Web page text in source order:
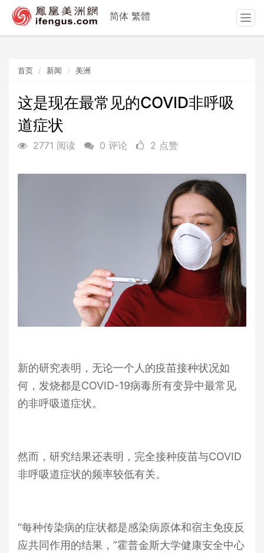
首页 新闻 美洲
这是现在最常见的COVID非呼吸
道症状
2771 阅读 0 评论 2 点赞
新的研究表明，无论一个人的疫苗接种状况如
何，发烧都是COVID-19病毒所有变异中最常见
的非呼吸道症状。
然而，研究结果还表明，完全接种疫苗与COVID
非呼吸道症状的频率较低有关。
“每种传染病的症状都是感染病原体和宿主免疫反
应共同作用的结果，”霍普金斯大学健康安全中心
简体 繁體
T
o
t